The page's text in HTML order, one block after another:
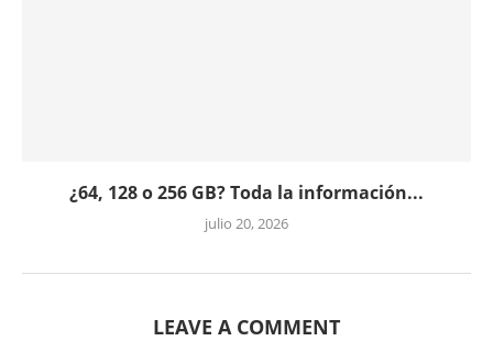
¿64, 128 o 256 GB? Toda la información...
julio 20, 2026
LEAVE A COMMENT